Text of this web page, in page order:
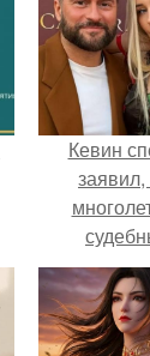
Кевин
заявил,